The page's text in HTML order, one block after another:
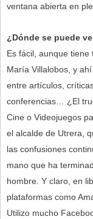
ventana abierta en
¿Dónde se puede
Es fácil, aunque
María Villalobos, y
entre artículos,
conferencias… ¿El
Cine o Videojuegos
el alcalde de Utrera,
las confusiones
mano que ha
hombre. Y claro, en
plataformas como
Utilizo mucho